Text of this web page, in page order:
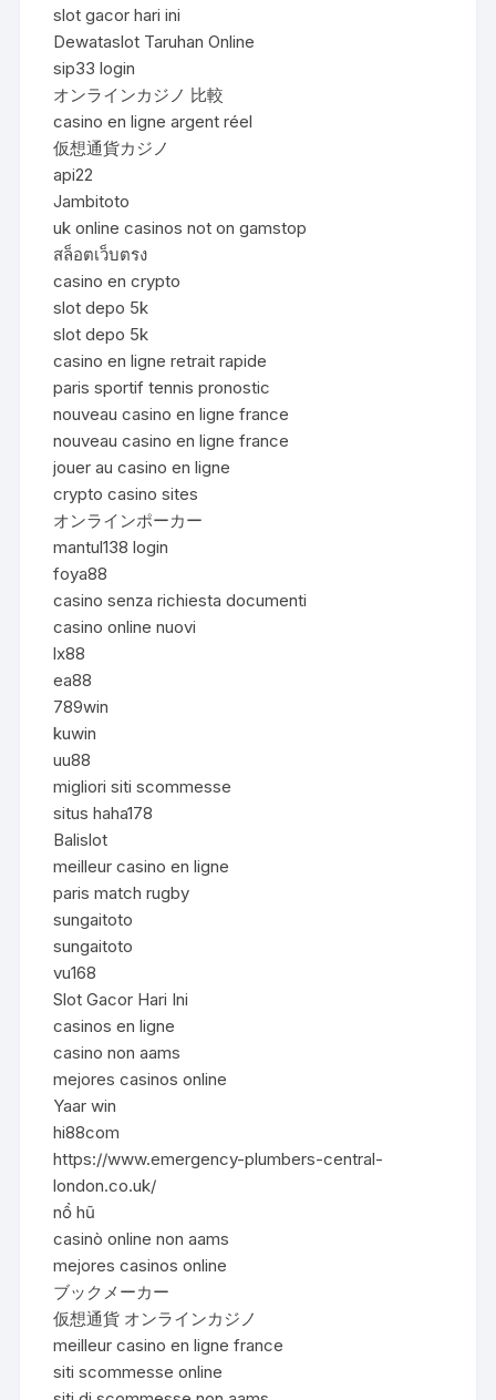
slot gacor hari ini
Dewataslot Taruhan Online
sip33 login
オンラインカジノ 比較
casino en ligne argent réel
仮想通貨カジノ
api22
Jambitoto
uk online casinos not on gamstop
สล็อตเว็บตรง
casino en crypto
slot depo 5k
slot depo 5k
casino en ligne retrait rapide
paris sportif tennis pronostic
nouveau casino en ligne france
nouveau casino en ligne france
jouer au casino en ligne
crypto casino sites
オンラインポーカー
mantul138 login
foya88
casino senza richiesta documenti
casino online nuovi
lx88
ea88
789win
kuwin
uu88
migliori siti scommesse
situs haha178
Balislot
meilleur casino en ligne
paris match rugby
sungaitoto
sungaitoto
vu168
Slot Gacor Hari Ini
casinos en ligne
casino non aams
mejores casinos online
Yaar win
hi88com
https://www.emergency-plumbers-central-
london.co.uk/
nổ hũ
casinò online non aams
mejores casinos online
ブックメーカー
仮想通貨 オンラインカジノ
meilleur casino en ligne france
siti scommesse online